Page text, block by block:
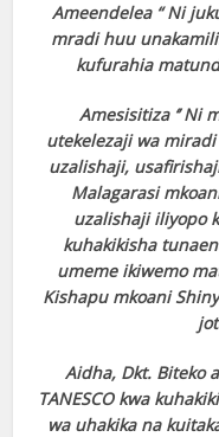
Ameendelea “ Ni
mradi huu
kufurahia
Amesisitiza ‘’
utekelezaji wa
uzalishaji,
Malagarasi
uzalishaji iliyopo
kuhakikisha
umeme ikiwemo
Kishapu mkoani
Aidha, Dkt. Biteko
TANESCO kwa
wa uhakika na